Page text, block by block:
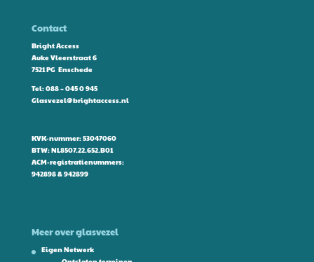
Contact
Bright Access
Auke Vleerstraat 6
7521 PG Enschede
Tel:088 – 045 0 945
Glasvezel@brightaccess.nl
KVK-nummer: 53047060
BTW: NL8507.22.652.B01
ACM-registratienummers:
942898 & 942899
Meer over glasvezel
Eigen Netwerk